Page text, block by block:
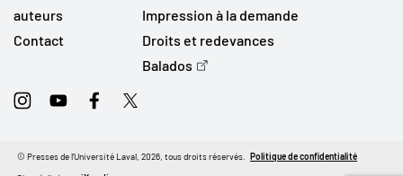
auteurs
Contact
Impression à la demande
Droits et redevances
Balados
InstagramYoutubeFacebookTwitter
© Presses de l'Université Laval, 2026, tous droits réservés. Politique de confidentialité